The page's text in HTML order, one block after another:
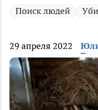
Поиск людей
29 апреля 2022